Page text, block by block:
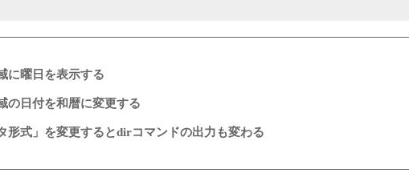
に曜日を表示する
の日付を和暦に変更する
形式」を変更するとdirコマンドの出力も変わる